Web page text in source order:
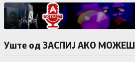
Уште од ЗАСПИЈ АКО МОЖЕШ